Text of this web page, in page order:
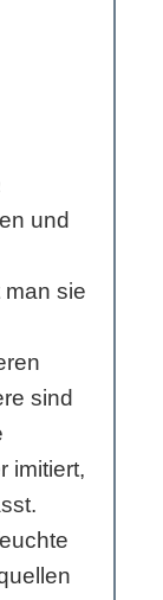
und
sie
sind
imitiert,